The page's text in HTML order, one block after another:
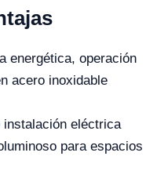
energética, operación
acero inoxidable
instalación eléctrica
para espacios